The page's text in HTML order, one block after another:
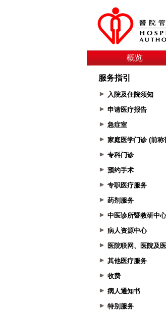
概览
服务指引
入院及住院须知
申请医疗报告
急症室
家庭医学门诊 (前称
专科门诊
预约手术
专职医疗服务
药剂服务
中医诊所暨教研中心
病人资源中心
医院联网、医院及
其他医疗服务
收费
病人通知书
特别服务